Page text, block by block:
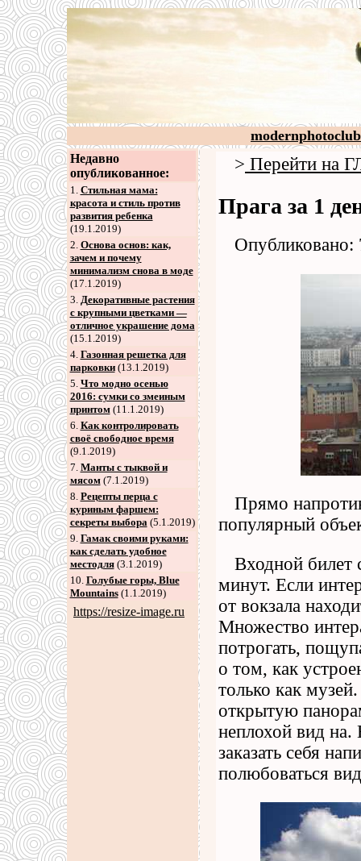
Недавно
опубликованное:
1. Стильная мама:
красота и стиль против
развития ребенка
(19.1.2019)
2. Основа основ: как,
зачем и почему
минимализм снова в моде
(17.1.2019)
3. Декоративные растения
с крупными цветками —
отличное украшение дома
(15.1.2019)
4. Газонная решетка для
парковки(13.1.2019)
5. Что модно осенью
2016: сумки со змеиным
принтом(11.1.2019)
6. Как контролировать
своё свободное время
(9.1.2019)
7. Манты с тыквой и
мясом(7.1.2019)
8. Рецепты перца с
куриным фаршем:
секреты выбора(5.1.2019)
9. Гамак своими руками:
как сделать удобное
местодля(3.1.2019)
10. Голубые горы, Blue
Mountains(1.1.2019)
https://resize-image.ru
> Перейти на
Прага за 1
Опубликовано:
Прямо
популярный
Входной билет
минут. Если
от вокзала
Множество
потрогать,
о том, как
только как
открытую
неплохой вид
заказать себя
полюбоваться